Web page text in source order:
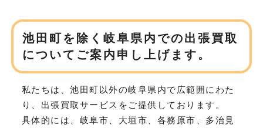
池田町を除く岐阜県内での出張買取
についてご案内申し上げます。
私たちは、池田町以外の岐阜県内で広範囲にわた
り、 出張買取サービスをご提供しております。
具体的には、岐阜市、大垣市、各務原市、多治見